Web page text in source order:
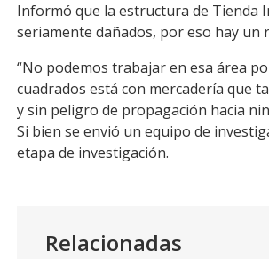
Link
Informó que la estructura de Tienda
seriamente dañados, por eso hay
“No podemos trabajar en esa área
cuadrados está con mercadería que
y sin peligro de propagación hacia
Si bien se envió un equipo de
etapa de investigación.
Relacionadas